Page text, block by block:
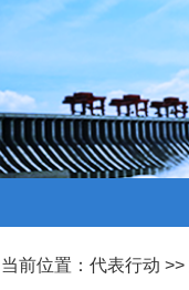
当前位置： 代表行动 >>